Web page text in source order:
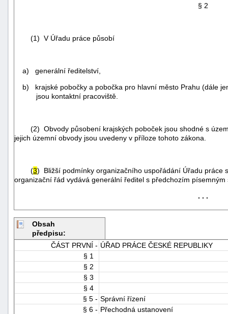
§ 2
(1) V Úřadu práce působí
a) generální ředitelství,
b) krajské pobočky a pobočka pro hlavní město Prahu (dále
jsou kontaktní pracoviště.
(2) Obvody působení krajských poboček jsou shodné s
jejich územní obvody jsou uvedeny v příloze tohoto zákona.
(3) Bližší podmínky organizačního uspořádání Úřadu práce
organizační řád vydává generální ředitel s předchozím
. . .
Obsah
předpisu:
ČÁST PRVNÍ - ÚŘAD PRÁCE ČESKÉ REPUBLIKY
§ 1
§ 2
§ 3
§ 4
§ 5 - Správní řízení
§ 6 - Přechodná ustanovení
+náhrady
náhrady